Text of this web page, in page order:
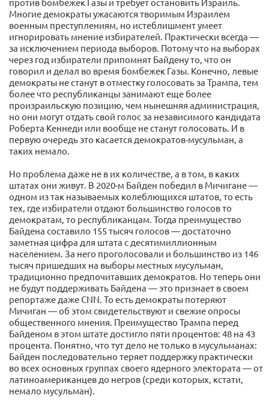
Многие демократы ужасаются творимым Израилем
военным преступлениям, но истеблишмент умеет
игнорировать мнение избирателей. Практически всегда —
за исключением периода выборов. Потому что на выборах
через год избиратели припомнят Байдену то, что он
говорил и делал во время бомбежек Газы. Конечно, левые
демократы не станут в отместку голосовать за Трампа, тем
более что республиканцы занимают еще более
произраильскую позицию, чем нынешняя администрация,
но они могут отдать свой голос за независимого кандидата
Роберта Кеннеди или вообще не станут голосовать. И в
первую очередь это касается демократов-мусульман, а
таких немало.
Но проблема даже не в их количестве, а в том, в каких
штатах они живут. В 2020-м Байден победил в Мичигане —
одном из так называемых колеблющихся штатов, то есть
тех, где избиратели отдают большинство голосов то
демократам, то республиканцам. Тогда преимущество
Байдена составило 155 тысяч голосов — достаточно
заметная цифра для штата с десятимиллионным
населением. За него проголосовали и большинство из 146
тысяч пришедших на выборы местных мусульман,
традиционно предпочитавших демократов. Но теперь они
не будут поддерживать Байдена — это признает в своем
репортаже даже CNN. То есть демократы потеряют
Мичиган — об этом свидетельствуют и свежие опросы
общественного мнения. Преимущество Трампа перед
Байденом в этом штате достигло пяти процентов: 48 на 43
процента. Понятно, что тут дело не только в мусульманах:
Байден последовательно теряет поддержку практически
во всех основных группах своего ядерного электората — от
латиноамериканцев до негров (среди которых, кстати,
немало мусульман).